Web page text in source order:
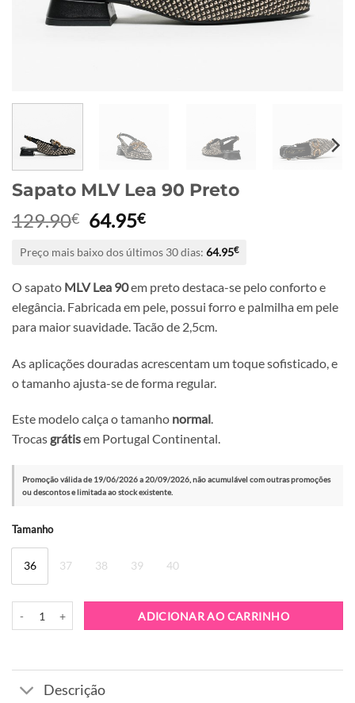
Sapato MLV Lea 90 Preto
129.90€ O
original
era:
129.90€.
64.95€O
atual
64.95€.
Preço mais baixo dos últimos 30 dias: 64.95€
O sapato MLV Lea 90em preto destaca-se pelo conforto e
elegância. Fabricada em pele, possui forro e palmilha em pele
para maior suavidade. Tacão de 2,5cm.
As aplicações douradas acrescentam um toque sofisticado, e
o tamanho ajusta-se de forma regular.
Este modelo calça o tamanho normal.
Trocas grátisem Portugal Continental.
Promoção válida de 19/06/2026 a 20/09/2026, não acumulável com outras promoções
ou descontos e limitada ao stock existente.
Tamanho
36 37 38 39 40
ADICIONAR AO CARRINHO
Alternative:
Descrição